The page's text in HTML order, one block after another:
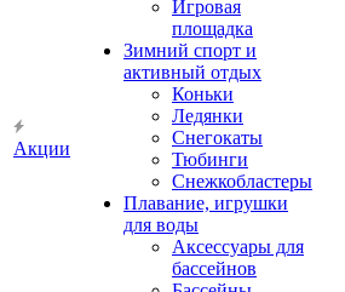
Акции
Игровая
площадка
Зимний спорт и
активный отдых
Коньки
Ледянки
Снегокаты
Тюбинги
Снежкобластеры
Плавание, игрушки
для воды
Аксессуары для
бассейнов